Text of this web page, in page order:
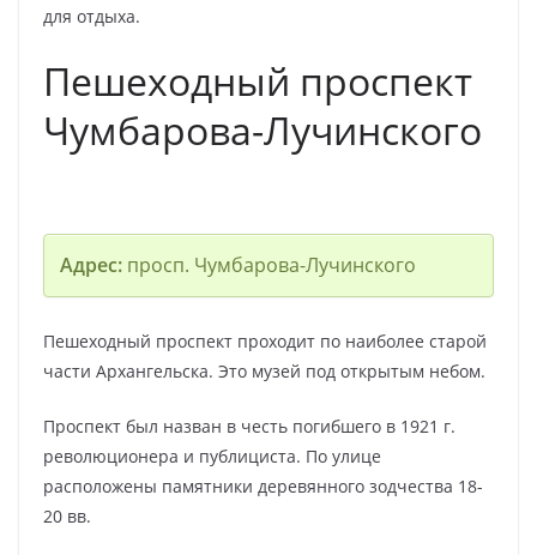
для отдыха.
Пешеходный проспект
Чумбарова-Лучинского
Адрес:просп. Чумбарова-Лучинского
Пешеходный проспект проходит по наиболее старой
части Архангельска. Это музей под открытым небом.
Проспект был назван в честь погибшего в 1921 г.
революционера и публициста. По улице
расположены памятники деревянного зодчества 18-
20 вв.